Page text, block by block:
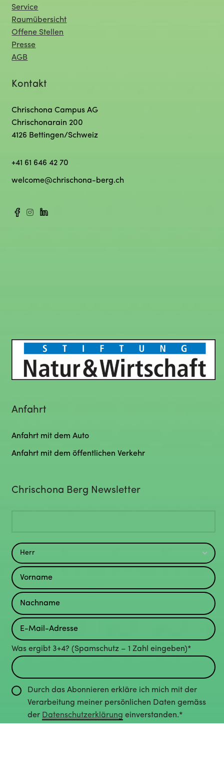
Service
Raumübersicht
Offene Stellen
Presse
AGB
Kontakt
Chrischona Campus AG
Chrischonarain 200
4126 Bettingen/Schweiz
+41 61 646 42 70
welcome@chrischona-berg.ch
Anfahrt
Anfahrt mit dem Auto
Anfahrt mit dem öffentlichen Verkehr
Chrischona Berg Newsletter
Was ergibt 3+4? (Spamschutz – 1 Zahl eingeben)*
Durch das Abonnieren erkläre ich mich mit der
Verarbeitung meiner persönlichen Daten gemäss
der Datenschutzerklärung einverstanden.*